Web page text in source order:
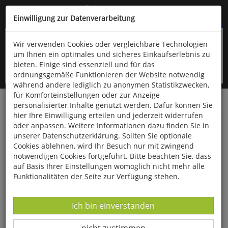
Kompletten Head der Seite überspringen
oder (06766) 9323-960
Startseite Bücher Geschichte Zeitgeschichte
Auf der Flucht
Einwilligung zur Datenverarbeitung
Wir verwenden Cookies oder vergleichbare Technologien
um Ihnen ein optimales und sicheres Einkaufserlebnis zu
bieten. Einige sind essenziell und für das
ordnungsgemäße Funktionieren der Website notwendig
während andere lediglich zu anonymen Statistikzwecken,
für Komforteinstellungen oder zur Anzeige
personalisierter Inhalte genutzt werden. Dafür können Sie
hier Ihre Einwilligung erteilen und jederzeit widerrufen
oder anpassen. Weitere Informationen dazu finden Sie in
unserer Datenschutzerklärung. Sollten Sie optionale
Cookies ablehnen, wird Ihr Besuch nur mit zwingend
notwendigen Cookies fortgeführt. Bitte beachten Sie, dass
auf Basis Ihrer Einstellungen womöglich nicht mehr alle
Funktionalitäten der Seite zur Verfügung stehen.
Datenverarbeitung -
Ich bin einverstanden